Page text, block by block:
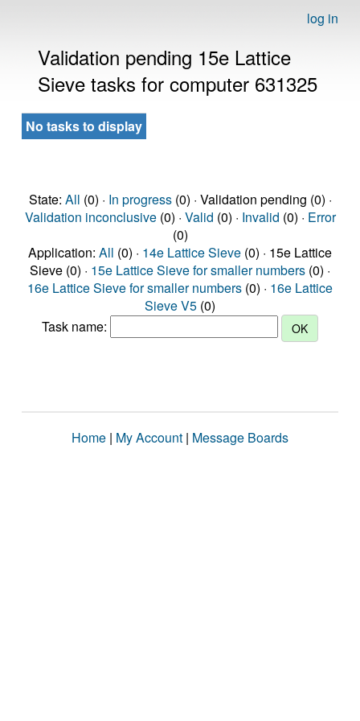
log in
Validation pending 15e Lattice
Sieve tasks for computer 631325
No tasks to display
State: All (0) · In progress(0) · Validation pending (0) ·
Validation inconclusive(0) · Valid (0) · Invalid (0) · Error
(0)
Application: All (0) · 14e Lattice Sieve (0) · 15e Lattice
Sieve (0) · 15e Lattice Sieve for smaller numbers (0) ·
16e Lattice Sieve for smaller numbers (0) · 16e Lattice
Sieve V5 (0)
Task name:
Home | My Account | Message Boards